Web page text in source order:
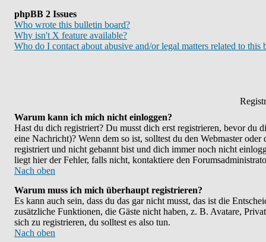
phpBB 2 Issues
Who wrote this bulletin board?
Why isn't X feature available?
Who do I contact about abusive and/or legal matters related to this
Warum kann ich mich nicht einloggen?
Hast du dich registriert? Du musst dich erst registrieren, bevor du
eine Nachricht)? Wenn dem so ist, solltest du den Webmaster
registriert und nicht gebannt bist und dich immer noch nicht
liegt hier der Fehler, falls nicht, kontaktiere den
Nach oben
Warum muss ich mich überhaupt registrieren?
Es kann auch sein, dass du das gar nicht musst, das ist die
zusätzliche Funktionen, die Gäste nicht haben, z. B. Avatare,
sich zu registrieren, du solltest es also tun.
Nach oben